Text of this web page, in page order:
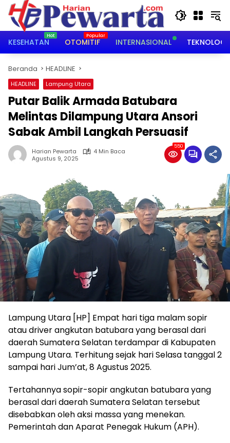
Langsung
konten
KESEHATAN
OTOMITIF INTERNASIONAL TEKNOLOGI
Beranda HEADLINE
HEADLINE Lampung Utara
Putar Balik Armada Batubara
Melintas Dilampung Utara Ansori
Sabak Ambil Langkah Persuasif
Harian Pewarta
4 Min Baca
Agustus 9, 2025
550
Lampung Utara [HP] Empat hari tiga malam sopir
atau driver angkutan batubara yang berasal dari
daerah Sumatera Selatan terdampar di Kabupaten
Lampung Utara. Terhitung sejak hari Selasa tanggal 2
sampai hari Jum’at, 8 Agustus 2025.
Tertahannya sopir-sopir angkutan batubara yang
berasal dari daerah Sumatera Selatan tersebut
disebabkan oleh aksi massa yang menekan.
Pemerintah dan Aparat Penegak Hukum (APH).